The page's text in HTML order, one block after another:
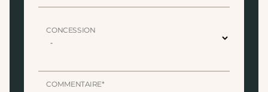
CONCESSION
COMMENTAIRE*